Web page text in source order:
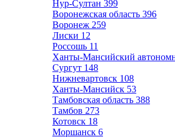
Нур-Султан 399
Воронежская область 396
Воронеж 259
Лиски 12
Россошь 11
Ханты-Мансийский
Сургут 148
Нижневартовск 108
Ханты-Мансийск 53
Тамбовская область 388
Тамбов 273
Котовск 18
Моршанск 6